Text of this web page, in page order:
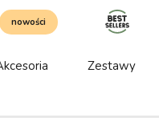
nowości
Zestawy